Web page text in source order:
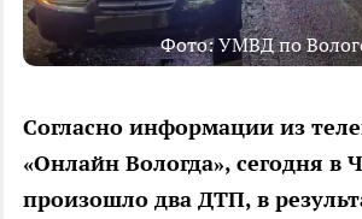
Фото: УМВД по
Согласно информации из
«Онлайн Вологда», сегодня в
произошло два ДТП, в